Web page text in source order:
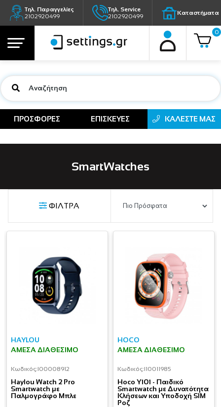
Τηλ. Παραγγελίες
2102920499
Τηλ. Service
2102920499
Καταστήματα
0
ΠΡΟΣΦΟΡΕΣ ΕΠΙΣΚΕΥΕΣ ΚΑΛΕΣΤΕ ΜΑΣ
SmartWatches
ΦΙΛΤΡΑ
HAYLOU
ΆΜΕΣΑ ΔΙΑΘΈΣΙΜΟ
Κωδικός:I00008912
Haylou Watch 2 Pro
Smartwatch με
Παλμογράφο Μπλε
HOCO
ΆΜΕΣΑ ΔΙΑΘΈΣΙΜΟ
Κωδικός:I10011985
Hoco Y101 - Παιδικό
Smartwatch με Δυνατότητα
Κλήσεων και Υποδοχή SIM
Ροζ